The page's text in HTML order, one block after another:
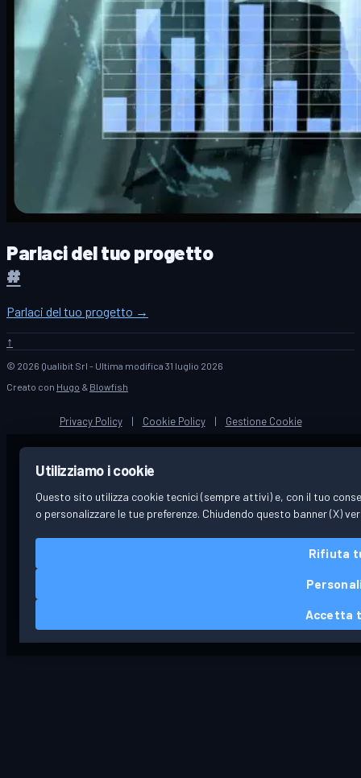
Parlaci del tuo progetto
#
Parlaci del tuo progetto →
↑
© 2026 Qualibit Srl - Ultima modifica 31 luglio 2026
Creato con Hugo & Blowfish
Privacy Policy | Cookie Policy | Gestione Cookie
Utilizziamo i cookie
Questo sito utilizza cookie tecnici (sempre attivi) e, con il tuo
o personalizzare le tue preferenze. Chiudendo questo banner (X)
Rifiuta
Accetta